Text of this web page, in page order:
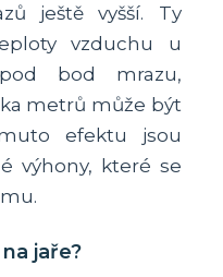
ještě vyšší. Ty
vzduchu u
bod mrazu,
metrů může být
efektu jsou
výhony, které se
jaře?